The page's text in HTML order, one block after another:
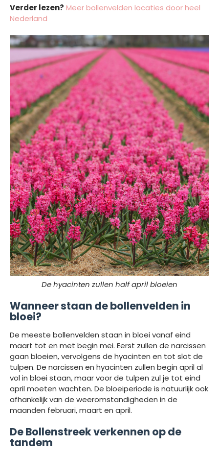
Verder lezen? Meer bollenvelden locaties door heel
Nederland
De hyacinten zullen half april bloeien
Wanneer staan de bollenvelden in
bloei?
De meeste bollenvelden staan in bloei vanaf eind
maart tot en met begin mei. Eerst zullen de narcissen
gaan bloeien, vervolgens de hyacinten en tot slot de
tulpen. De narcissen en hyacinten zullen begin april al
vol in bloei staan, maar voor de tulpen zul je tot eind
april moeten wachten. De bloeiperiode is natuurlijk ook
afhankelijk van de weeromstandigheden in de
maanden februari, maart en april.
De Bollenstreek verkennen op de
tandem